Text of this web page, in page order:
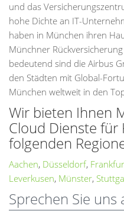
und das
hohe Dichte an IT-
haben in München ihren
Münchner
bedeutend sind die Airbus
den Städten mit Global-
München weltweit in den
Wir bieten Ihnen
Cloud Dienste für
folgenden
Aachen, Düsseldorf,
Leverkusen, Münster,
Sprechen Sie uns